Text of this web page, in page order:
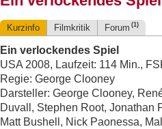
Kurzinfo Filmkritik Forum (1)
Ein verlockendes Spiel
USA 2008, Laufzeit: 114 Min.,
Regie: George Clooney
Darsteller: George Clooney,
Duvall, Stephen Root, Jonathan
Matt Bushell, Nick Paonessa,